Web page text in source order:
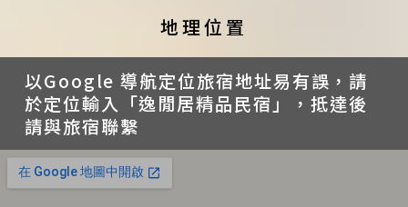
攜帶大型行李的旅人請自行斟酌訂
提供位於一樓之房間可供行動不便
者及需攜帶大型行李的旅人入住
提供驚喜安排服務，細節請事先與
旅宿聯繫確認
旅人於預定住宿日 7 ~ 9 日
（含）前通知者，可退還已付
金額 50 %
旅人於預定住宿日 4 ~ 6 日
（含）前通知者，可退還已付
金額 40 %
家電用品
液晶電視
投影機
投影幕
提供驚喜安排服務，細節請事先
與旅宿聯繫確認
規定之退房時間
早餐供應時間：請於入住時與旅宿
預約時間
公共空間開放時間為 15:00 ~
23:00
21:00 前提供行李寄放，無法負保
新北市貢寮區福連街38 號
手機
+886988-339-803
聯絡時間
09:00 - 23:59
官網
地理位置
以Google 導航定位旅宿地址易有誤，請
於定位輸入「逸閒居精品民宿」，抵達後
請與旅宿聯繫